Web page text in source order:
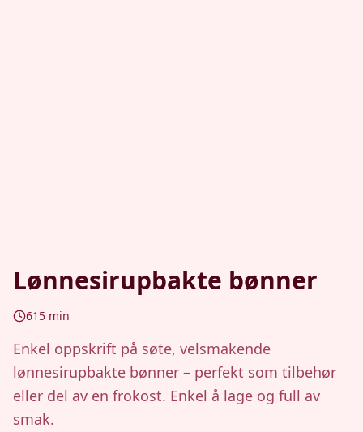
Lønnesirupbakte bønner
615 min
Enkel oppskrift på søte, velsmakende
lønnesirupbakte bønner – perfekt som tilbehør
eller del av en frokost. Enkel å lage og full av
smak.